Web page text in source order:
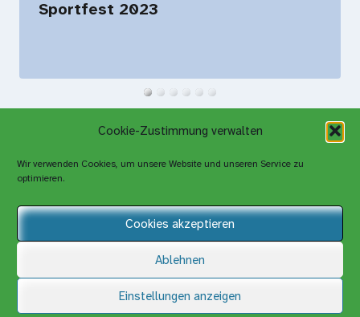
Cookie-Zustimmung verwalten
Wir verwenden Cookies, um unsere Website und unseren Service zu
optimieren.
Cookies akzeptieren
Ablehnen
Einstellungen anzeigen
Sportfest 2023
© 2026 gesamtschule-volksgarten